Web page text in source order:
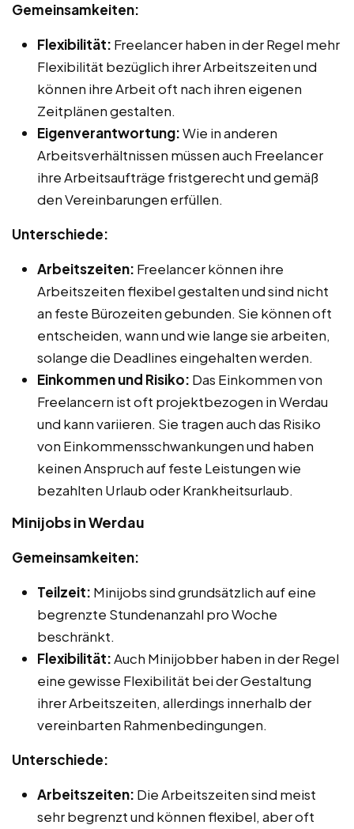
Gemeinsamkeiten:
Flexibilität: Freelancer haben in der Regel mehr
Flexibilität bezüglich ihrer Arbeitszeiten und
können ihre Arbeit oft nach ihren eigenen
Zeitplänen gestalten.
Eigenverantwortung:Wie in anderen
Arbeitsverhältnissen müssen auch Freelancer
ihre Arbeitsaufträge fristgerecht und gemäß
den Vereinbarungen erfüllen.
Unterschiede:
Arbeitszeiten: Freelancer können ihre
Arbeitszeiten flexibel gestalten und sind nicht
an feste Bürozeiten gebunden. Sie können oft
entscheiden, wann und wie lange sie arbeiten,
solange die Deadlines eingehalten werden.
Einkommen und Risiko: Das Einkommen von
Freelancern ist oft projektbezogen in Werdau
und kann variieren. Sie tragen auch das Risiko
von Einkommensschwankungen und haben
keinen Anspruch auf feste Leistungen wie
bezahlten Urlaub oder Krankheitsurlaub.
Minijobs in Werdau
Gemeinsamkeiten:
Teilzeit: Minijobs sind grundsätzlich auf eine
begrenzte Stundenanzahl pro Woche
beschränkt.
Flexibilität:Auch Minijobber haben in der Regel
eine gewisse Flexibilität bei der Gestaltung
ihrer Arbeitszeiten, allerdings innerhalb der
vereinbarten Rahmenbedingungen.
Unterschiede:
Arbeitszeiten: Die Arbeitszeiten sind meist
sehr begrenzt und können flexibel, aber oft